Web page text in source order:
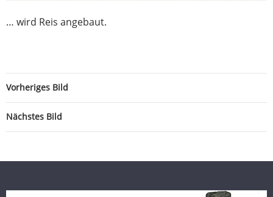
… wird Reis angebaut.
Vorheriges Bild
Nächstes Bild